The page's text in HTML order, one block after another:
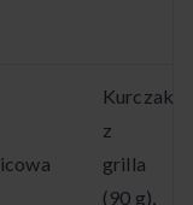
Kurczak
z
grilla
(90 g),